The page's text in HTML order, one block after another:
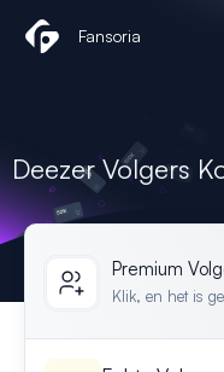
naar
Fansoria
Deezer Volgers
Premium
Klik, en het is